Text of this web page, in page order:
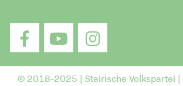
© 2018-2025 | Steirische Volkspartei |